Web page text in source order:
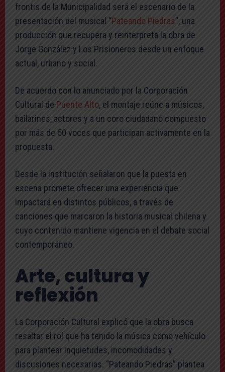
frontis de la Municipalidad será el escenario de la
presentación del musical “Pateando Piedras”, una
producción que recupera y reinterpreta la obra de
Jorge González y Los Prisioneros desde un enfoque
actual, urbano y social.
De acuerdo con lo anunciado por la Corporación
Cultural de Puente Alto, el montaje reúne a músicos,
bailarines, actores y a un coro ciudadano compuesto
por más de 50 voces que participan activamente en la
propuesta.
Desde la institución señalaron que la puesta en
escena promete ofrecer una experiencia que
impactará en distintos públicos, a través de
canciones que marcaron la historia musical chilena y
cuyo contenido mantiene vigencia en el debate social
contemporáneo.
Arte, cultura y
reflexión
La Corporación Cultural explicó que la obra busca
resaltar el rol que ha tenido la música como vehículo
para plantear inquietudes, incomodidades y
discusiones necesarias. “Pateando Piedras” plantea